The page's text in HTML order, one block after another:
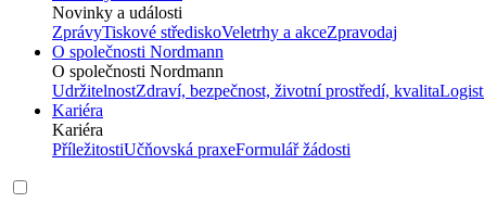
Novinky a události
ZprávyTiskové střediskoVeletrhy a akceZpravodaj
O společnosti Nordmann
O společnosti Nordmann
UdržitelnostZdraví, bezpečnost, životní prostředí, kvalita
Kariéra
Kariéra
PříležitostiUčňovská praxeFormulář žádosti